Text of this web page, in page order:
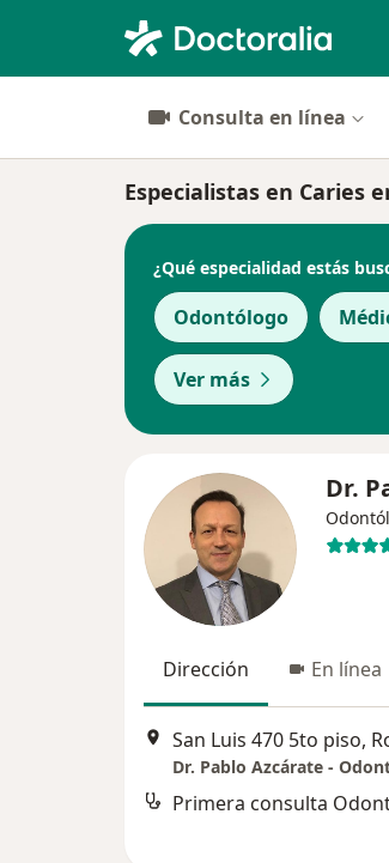
Consulta en línea
Especialistas en Caries
¿Qué especialidad estás
Odontólogo
Ver más
Dr.
Dirección En línea
San Luis 470 5to piso,
Dr. Pablo Azcárate -
Primera consulta